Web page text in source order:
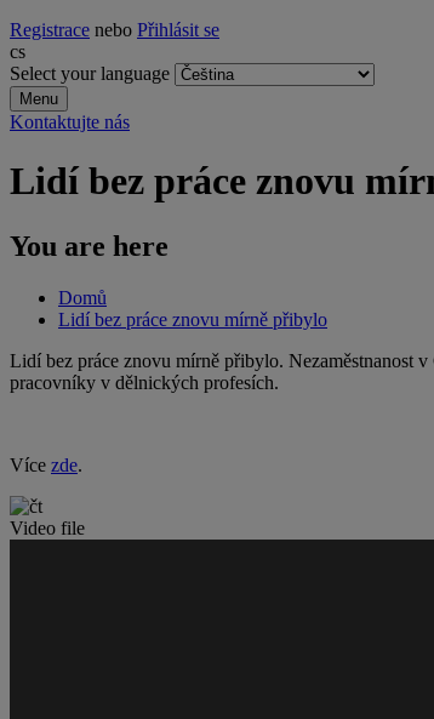
Registrace nebo Přihlásit se
cs
Select your language
Menu
Kontaktujte nás
Lidí bez práce znovu
You are here
Domů
Lidí bez práce znovu mírně přibylo
Lidí bez práce znovu mírně přibylo. Nezaměstnanost
pracovníky v dělnických profesích.
Více zde.
Video file